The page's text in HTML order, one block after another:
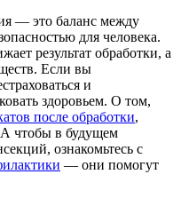
— это баланс между
для человека.
результат обработки, а
Если вы
и
здоровьем. О том,
после обработки,
А чтобы в будущем
ознакомьтесь с
— они помогут